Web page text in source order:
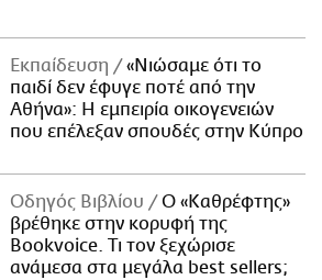
Εκπαίδευση
«Νιώσαμε ότι το
παιδί δεν έφυγε ποτέ από την
Αθήνα»: Η εμπειρία οικογενειών
που επέλεξαν σπουδές στην Κύπρο
Οδηγός Βιβλίου
Ο «Καθρέφτης»
βρέθηκε στην κορυφή της
Bookvoice. Τι τον ξεχώρισε
ανάμεσα στα μεγάλα best sellers;